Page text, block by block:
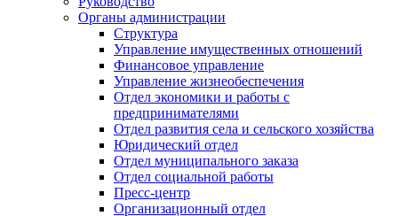
Органы администрации
Структура
Управление имущественных отношений
Финансовое управление
Управление жизнеобеспечения
Отдел экономики и работы с
предпринимателями
Отдел развития села и сельского хозяйства
Юридический отдел
Отдел муниципального заказа
Отдел социальной работы
Пресс-центр
Организационный отдел